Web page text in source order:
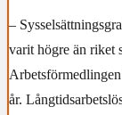
–
varit högre än riket
år.